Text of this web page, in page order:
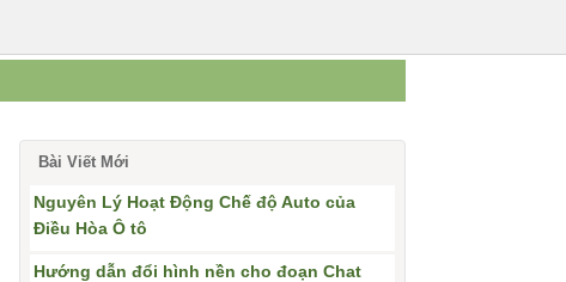
Bài Viết Mới
Nguyên Lý Hoạt Động Chế độ Auto của
Điều Hòa Ô tô
Hướng dẫn đổi hình nền cho đoạn Chat